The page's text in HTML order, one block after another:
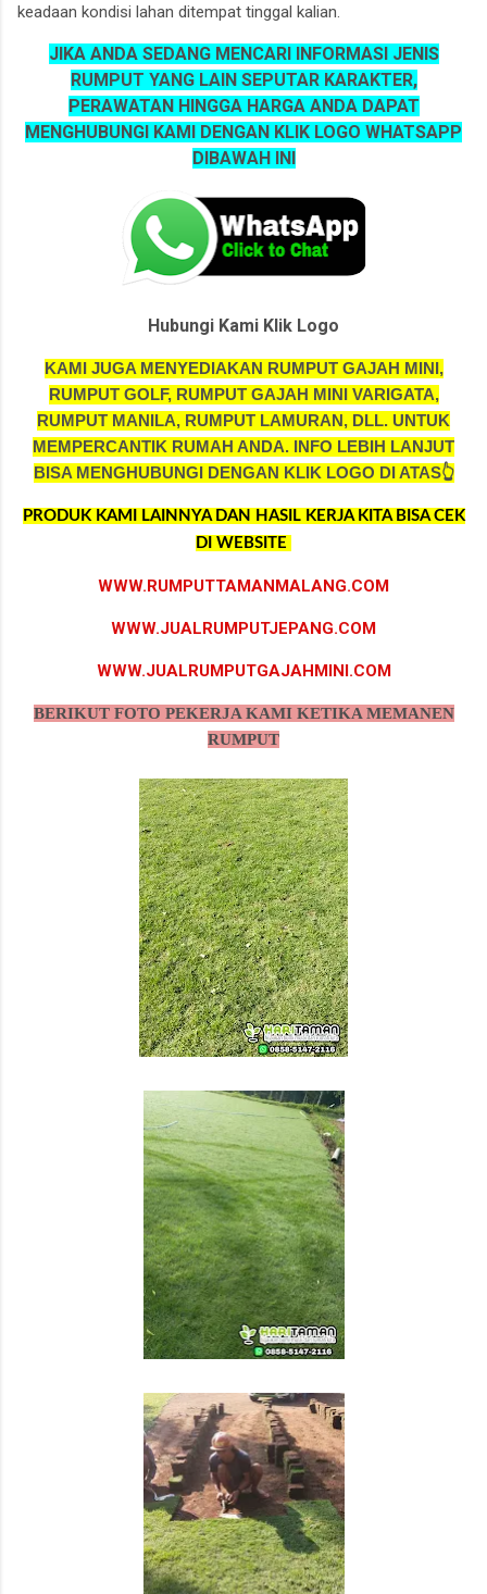
keadaan kondisi lahan ditempat tinggal kalian.
JIKA ANDA SEDANG MENCARI INFORMASI JENIS
RUMPUT YANG LAIN SEPUTAR KARAKTER,
PERAWATAN HINGGA HARGA ANDA DAPAT
MENGHUBUNGI KAMI DENGAN KLIK LOGO WHATSAPP
DIBAWAH INI
Hubungi Kami Klik Logo
KAMI JUGA MENYEDIAKAN RUMPUT GAJAH MINI,
RUMPUT GOLF, RUMPUT GAJAH MINI VARIGATA,
RUMPUT MANILA, RUMPUT LAMURAN, DLL. UNTUK
MEMPERCANTIK RUMAH ANDA. INFO LEBIH LANJUT
BISA MENGHUBUNGI DENGAN KLIK LOGO DI ATAS👆
PRODUK KAMI LAINNYA DAN HASIL KERJA KITA BISA CEK
DI WEBSITE
WWW.RUMPUTTAMANMALANG.COM
WWW.JUALRUMPUTJEPANG.COM
WWW.JUALRUMPUTGAJAHMINI.COM
BERIKUT FOTO PEKERJA KAMI KETIKA MEMANEN
RUMPUT